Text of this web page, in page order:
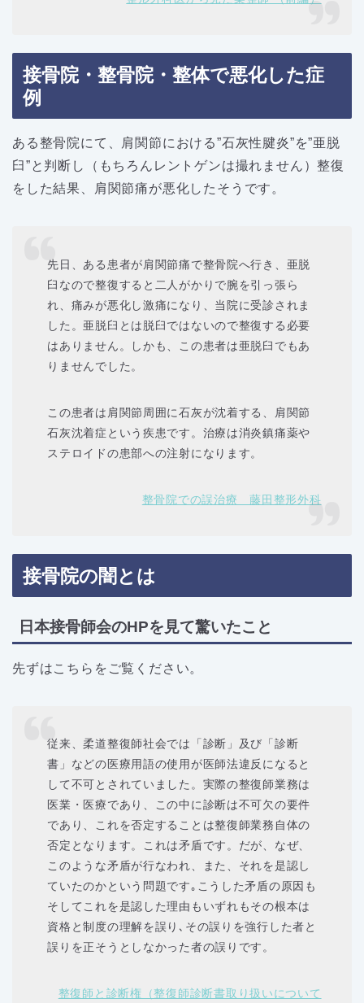
接骨院・整骨院・整体で悪化した症
例
ある整骨院にて、肩関節における”石灰性腱炎”を”亜脱
臼”と判断し（もちろんレントゲンは撮れません）整復
をした結果、肩関節痛が悪化したそうです。
先日、ある患者が肩関節痛で整骨院へ行き、亜脱
臼なので整復すると二人がかりで腕を引っ張ら
れ、痛みが悪化し激痛になり、当院に受診されま
した。亜脱臼とは脱臼ではないので整復する必要
はありません。しかも、この患者は亜脱臼でもあ
りませんでした。
この患者は肩関節周囲に石灰が沈着する、肩関節
石灰沈着症という疾患です。治療は消炎鎮痛薬や
ステロイドの患部への注射になります。
整骨院での誤治療 藤田整形外科
接骨院の闇とは
日本接骨師会のHPを見て驚いたこと
先ずはこちらをご覧ください。
従来、柔道整復師社会では「診断」及び「診断
書」などの医療用語の使用が医師法違反になると
して不可とされていました。実際の整復師業務は
医業・医療であり、この中に診断は不可欠の要件
であり、これを否定することは整復師業務自体の
否定となります。これは矛盾です。だが、なぜ、
このような矛盾が行なわれ、また、それを是認し
ていたのかという問題です｡こうした矛盾の原因も
そしてこれを是認した理由もいずれもその根本は
資格と制度の理解を誤り､その誤りを強行した者と
誤りを正そうとしなかった者の誤りです。
整復師と診断権（整復師診断書取り扱いについて